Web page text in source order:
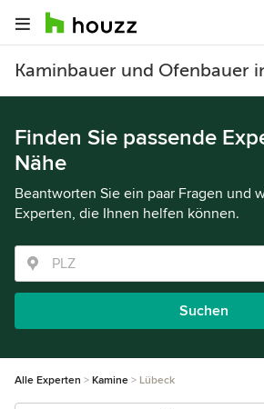
Kaminbauer und Ofenbauer
Finden Sie passende
Nähe
Beantworten Sie ein paar Fragen und
Experten, die Ihnen helfen können.
Suchen
Alle Experten Kamine Lübeck